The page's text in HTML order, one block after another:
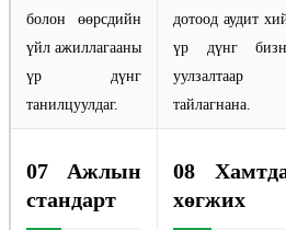
болон өөрсдийн
үйл ажиллагааны
үр дүнг
танилцуулдаг.
дотоод аудит
үр дүнг
уулзалтаар
тайлагнана.
07 Ажлын
стандарт
08
хөгжих